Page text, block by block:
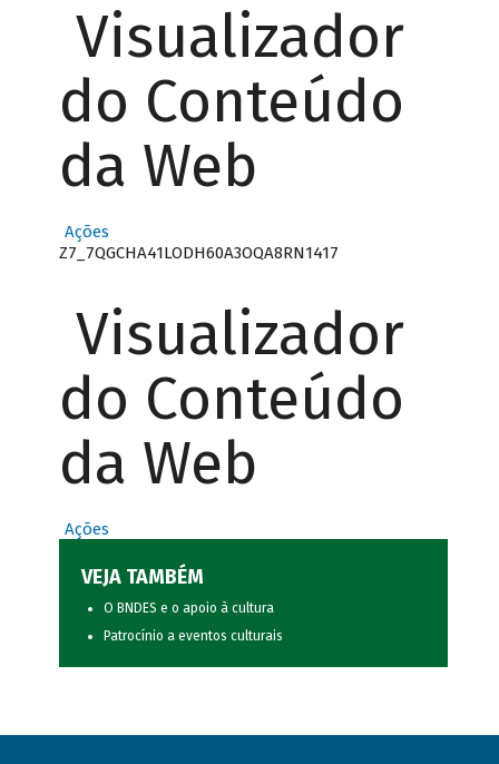
Visualizador
do Conteúdo
da Web
Ações
Z7_7QGCHA41LODH60A3OQA8RN1417
Visualizador
do Conteúdo
da Web
Ações
VEJA TAMBÉM
O BNDES e o apoio à cultura
Patrocínio a eventos culturais